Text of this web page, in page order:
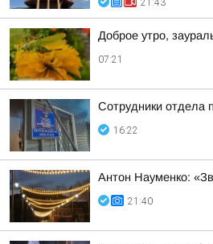
21:43
Доброе утро,
07:21
Сотрудники отдела
16:22
Антон Науменко:
21:40